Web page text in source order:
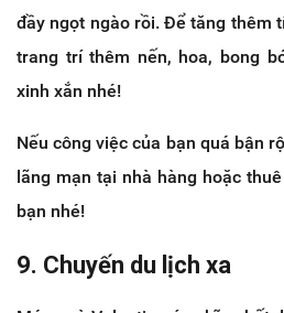
đầy ngọt ngào rồi. Để tăng thêm
trang trí thêm nến, hoa, bong
xinh xắn nhé!
Nếu công việc của bạn quá bận
lãng mạn tại nhà hàng hoặc
bạn nhé!
9. Chuyến du lịch xa